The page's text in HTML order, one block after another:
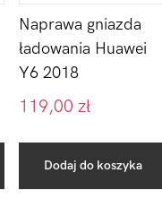
Naprawa gniazda
ładowania Huawei
Y6 2018
119,00 zł
Dodaj do koszyka